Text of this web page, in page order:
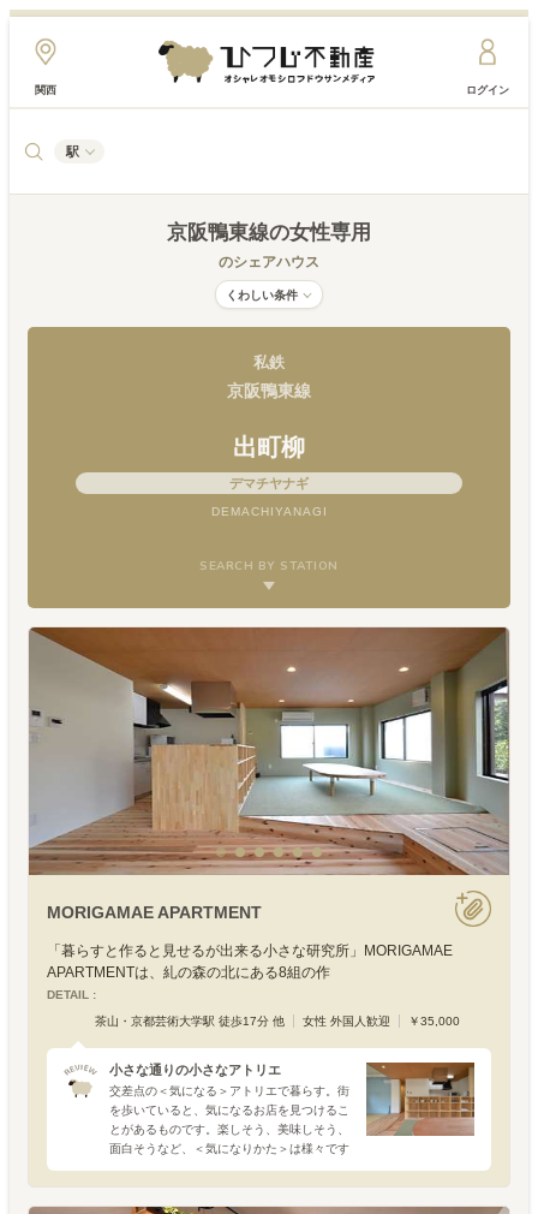
関西 ログイン
駅
京阪鴨東線の女性専用
のシェアハウス
くわしい条件
私鉄
京阪鴨東線
出町柳
デマチヤナギ
DEMACHIYANAGI
SEARCH BY STATION
MORIGAMAE APARTMENT
「暮らすと作ると見せるが出来る小さな研究所」MORIGAMAE
APARTMENTは、糺の森の北にある8組の作
DETAIL :
茶山・京都芸術大学駅 徒歩17分 他
女性 外国人歓迎 ￥35,000
小さな通りの小さなアトリエ
交差点の＜気になる＞アトリエで暮らす。街
を歩いていると、気になるお店を見つけるこ
とがあるものです。楽しそう、美味しそう、
面白そうなど、＜気になりかた＞は様々です
のお店なのか分からないけど、なんだか気に
なる」ではないかと思